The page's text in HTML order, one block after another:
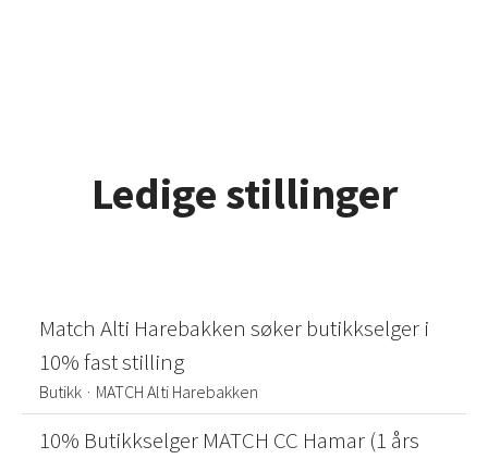
Ledige stillinger
Match Alti Harebakken søker butikkselger i
10% fast stilling
Butikk · MATCH Alti Harebakken
10% Butikkselger MATCH CC Hamar (1 års